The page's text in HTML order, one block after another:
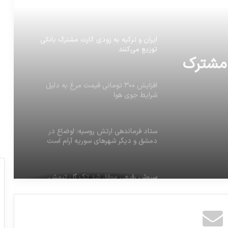
مشترک
ایران و ترکیه به زودی کارت مشترک بانکی
توزیع می‌کنند
افزایش ۳۰۰ تومانی قیمت مرغ به دلیل
شرایط جوی هوا
ستاد فرماندهي ارتش روسيه: اوضاع در
دمشق و ديگر شهرهاي سوريه آرام است
سروش رفیعی موفق شد تک گل تیمش